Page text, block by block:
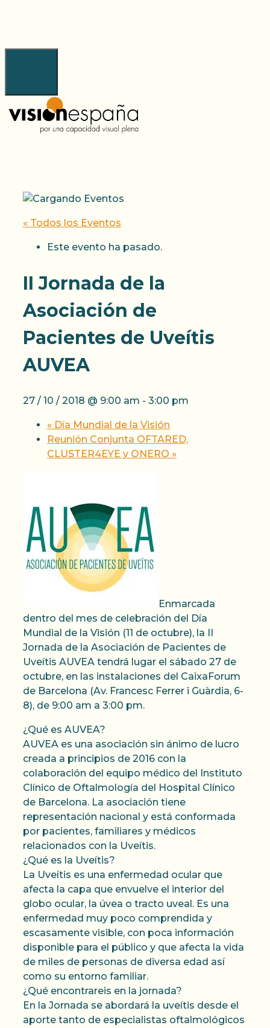
« Todos los Eventos
Este evento ha pasado.
II Jornada de la
Asociación de
Pacientes de Uveítis
AUVEA
27 / 10 / 2018 @ 9:00 am - 3:00 pm
« Día Mundial de la Visión
Reunión Conjunta OFTARED,
CLUSTER4EYE y ONERO »
Enmarcada
dentro del mes de celebración del Día
Mundial de la Visión (11 de octubre), la II
Jornada de la Asociación de Pacientes de
Uveítis AUVEA tendrá lugar el sábado 27 de
octubre, en las instalaciones del CaixaForum
de Barcelona (Av. Francesc Ferrer i Guàrdia, 6-
8), de 9:00 am a 3:00 pm.
¿Qué es AUVEA?
AUVEA es una asociación sin ánimo de lucro
creada a principios de 2016 con la
colaboración del equipo médico del Instituto
Clínico de Oftalmología del Hospital Clínico
de Barcelona. La asociación tiene
representación nacional y está conformada
por pacientes, familiares y médicos
relacionados con la Uveítis.
¿Qué es la Uveítis?
La Uveítis es una enfermedad ocular que
afecta la capa que envuelve el interior del
globo ocular, la úvea o tracto uveal. Es una
enfermedad muy poco comprendida y
escasamente visible, con poca información
disponible para el público y que afecta la vida
de miles de personas de diversa edad así
como su entorno familiar.
¿Qué encontrareis en la jornada?
En la Jornada se abordará la uveítis desde el
aporte tanto de especialistas oftalmológicos